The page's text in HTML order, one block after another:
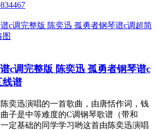
c调完整版 陈奕迅 孤勇者钢琴谱c
线谱
陈奕迅演唱的一首歌曲，由唐恬作词，钱
子是中等难度的C调钢琴歌谱（带和
定基础的同学学习哟这首由陈奕迅演唱